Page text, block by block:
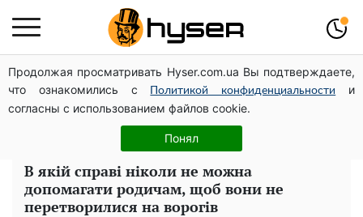
Продолжая просматривать Hyser.com.ua Вы подтверждаете,
что ознакомились с
Политикой конфиденциальности
и
согласны с использованием файлов cookie.
Понял
Олена Тополя злив відео – це далеко не все: фронтмен
"Антитіла" Тарас Тополя став наступним
Жаль, що таке зараз не роблять для села: як виглядав
рідкісний ЗАЗ "Таврія" італійської збірки
В якій справі ніколи не можна
допомагати родичам, щоб вони не
перетворилися на ворогів